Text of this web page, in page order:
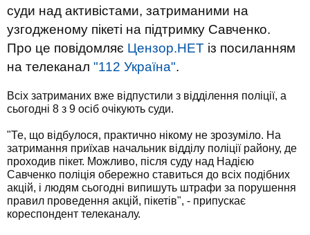
суди над активістами, затриманими на
узгодженому пікеті на підтримку Савченко.
Про це повідомляє Цензор.НЕТ із посиланням
на телеканал "112 Україна".
Всіх затриманих вже відпустили з відділення поліції, а
сьогодні 8 з 9 осіб очікують суди.
"Те, що відбулося, практично нікому не зрозуміло. На
затримання приїхав начальник відділу поліції району, де
проходив пікет. Можливо, після суду над Надією
Савченко поліція обережно ставиться до всіх подібних
акцій, і людям сьогодні випишуть штрафи за порушення
правил проведення акцій, пікетів", - припускає
кореспондент телеканалу.